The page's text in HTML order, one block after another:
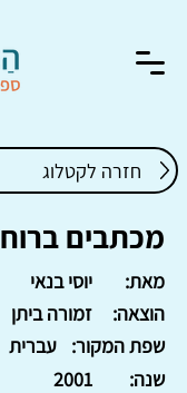
חזרה לקטלוג
מכתבים ברוח
יוסי בנאי
מאת:
זמורה ביתן
הוצאה:
עברית
שפת המקור:
2001
שנה: